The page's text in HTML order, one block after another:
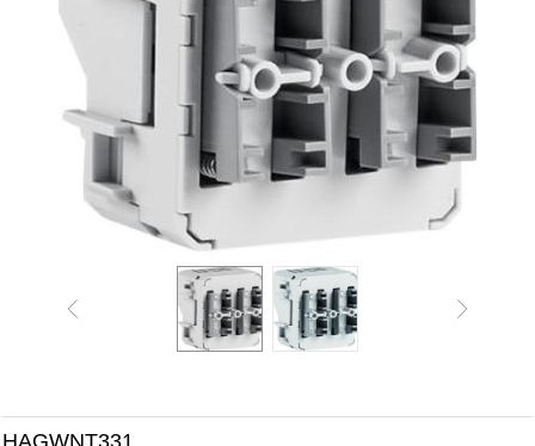
HAGWNT331